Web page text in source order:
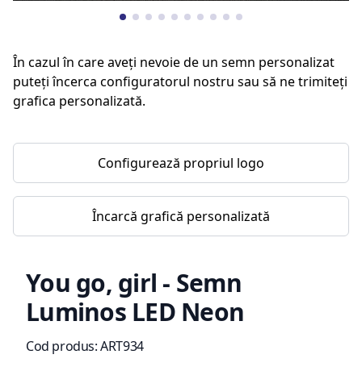
În cazul în care aveți nevoie de un semn personalizat
puteți încerca configuratorul nostru sau să ne trimiteți
grafica personalizată.
Configurează propriul logo
Încarcă grafică personalizată
You go, girl - Semn
Luminos LED Neon
Informații de produs
Cod produs:ART934